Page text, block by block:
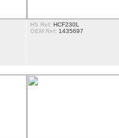
HS Ref: HCF230L
OEM Ref: 1435697